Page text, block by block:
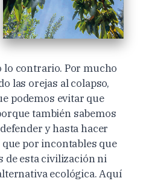
contrario. Por mucho
las orejas al colapso,
podemos evitar que
también sabemos
y hasta hacer
que por incontables que
de esta civilización ni
ecológica. Aquí